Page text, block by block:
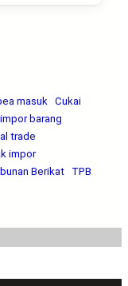
masuk
Cukai
impor barang
trade
impor
Berikat TPB